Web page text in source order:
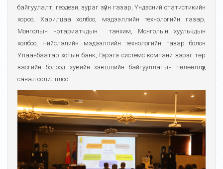
байгуулалт, геодези, зураг зүйн газар, Үндэсний статистикийн
хороо, Харилцаа холбоо, мэдээллийн технологийн газар,
Монголын нотариатчдын танхим, Монголын хуульчдын
холбоо, Нийслэлийн мэдээллийн технологийн газар болон
Улаанбаатар хотын банк, Гэрэгэ системс компани зэрэг төр
засгийн болоод хувийн хэвшлийн байгууллагын төлөөллүүд
санал солилцлоо.